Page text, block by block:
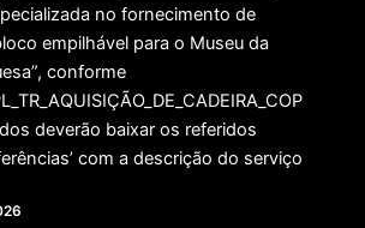
no fornecimento de
empilhável para o Museu da
conforme
deverão baixar os referidos
com a descrição do serviço